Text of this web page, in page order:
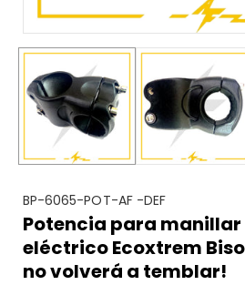
S
K
U
:
BP-6065-POT-AF -DEF
Potencia para
eléctrico Ecoxtrem
no volverá a temblar!